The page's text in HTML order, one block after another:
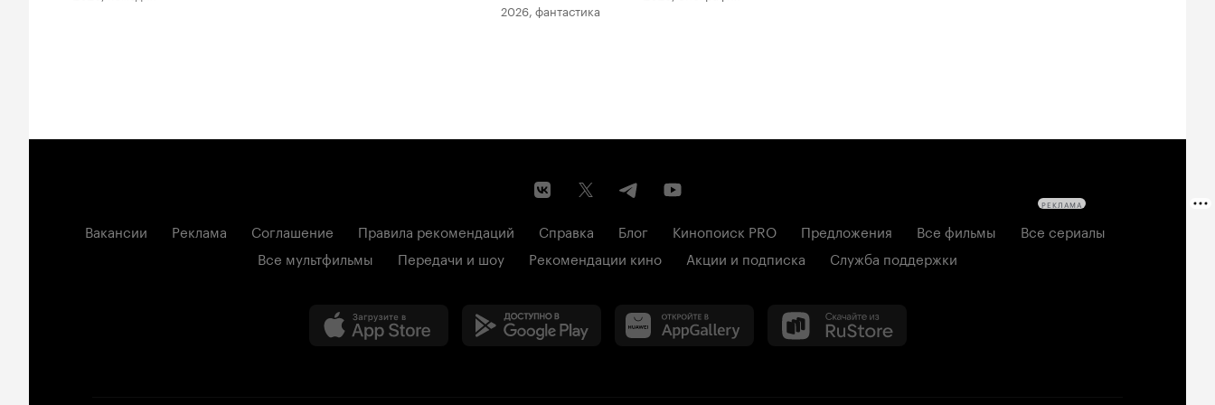
2026, фантастика
Вакансии Реклама Соглашение Правила рекомендаций Справка Блог Кинопоиск PRO Предложения Все фильмы
Все сериалы
Все мультфильмы
Передачи и шоу Рекомендации кино Акции и подписка Служба поддержки
РЕКЛАМА